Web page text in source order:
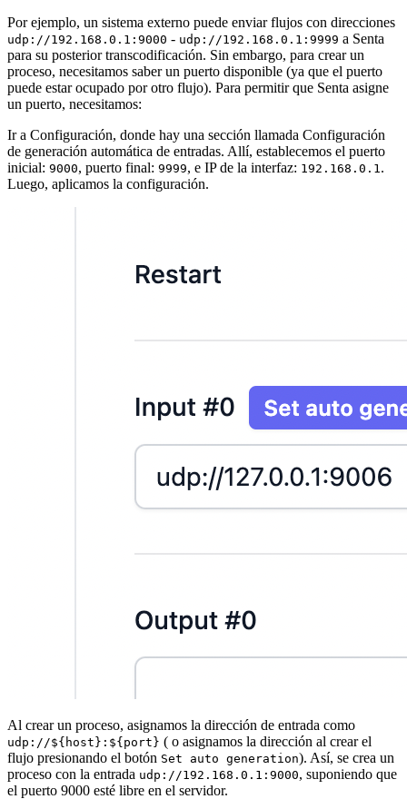
Por ejemplo, un sistema externo puede enviar flujos con direcciones
udp://192.168.0.1:9000 - udp://192.168.0.1:9999 a Senta
para su posterior transcodificación. Sin embargo, para crear un
proceso, necesitamos saber un puerto disponible (ya que el puerto
puede estar ocupado por otro flujo). Para permitir que Senta asigne
un puerto, necesitamos:
Ir a Configuración, donde hay una sección llamada Configuración
de generación automática de entradas. Allí, establecemos el puerto
inicial: 9000, puerto final: 9999, e IP de la interfaz: 192.168.0.1 .
Luego, aplicamos la configuración.
Al crear un proceso, asignamos la dirección de entrada como
udp://${host}:${port} ( o asignamos la dirección al crear el
flujo presionando el botón Set auto generation). Así, se crea un
proceso con la entrada udp://192.168.0.1:9000, suponiendo que
el puerto 9000 esté libre en el servidor.